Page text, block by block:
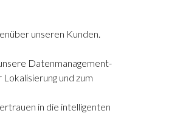
unseren Kunden.
Datenmanagement-
und zum
in die intelligenten